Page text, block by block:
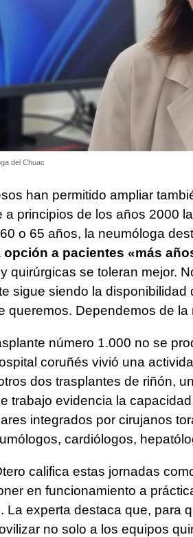
del Chuac
han permitido ampliar
a principios de los años 2000
o 65 años, la neumóloga
opción a pacientes «más
quirúrgicas se toleran mejor.
sigue siendo la
queremos. Dependemos de la
número 1.000 no se
coruñés vivió una
dos trasplantes de riñón,
trabajo evidencia la
integrados por cirujanos
cardiólogos,
califica estas jornadas
en funcionamiento a
La experta destaca que, para
no solo a los equipos